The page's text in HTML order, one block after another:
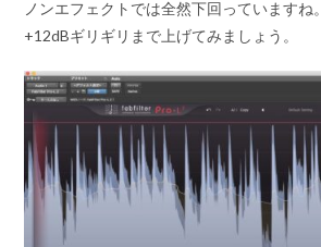
ノンエフェクトでは全然下回っていますね。
+12dBギリギリまで上げてみましょう。